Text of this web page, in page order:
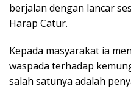
berjalan dengan lancar
Harap Catur.
Kepada masyarakat ia
waspada terhadap
salah satunya adalah